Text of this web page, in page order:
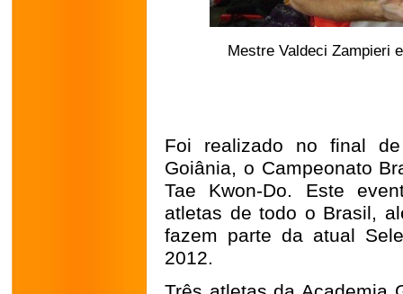
Mestre Valdeci Zampieri e o
Foi realizado no final
Goiânia, o Campeonato
Tae Kwon-Do. Este
atletas de todo o Brasil,
fazem parte da atual
2012.